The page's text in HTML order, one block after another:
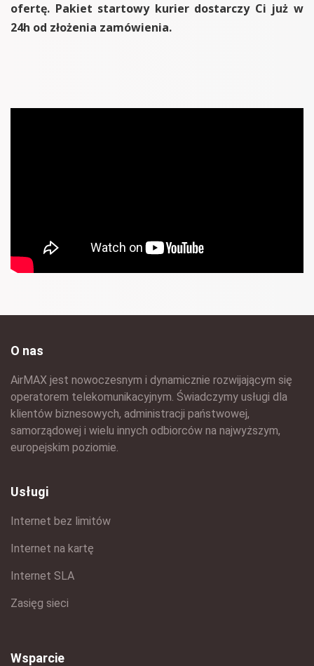
ofertę. Pakiet startowy kurier dostarczy Ci już w
24h od złożenia zamówienia.
O nas
AirMAX jest nowoczesnym i dynamicznie rozwijającym się
operatorem telekomunikacyjnym. Świadczymy usługi dla
klientów biznesowych, administracji państwowej,
samorządowej i wielu innych odbiorców na najwyższym,
europejskim poziomie.
Usługi
Internet bez limitów
Internet na kartę
Internet SLA
Zasięg sieci
Wsparcie